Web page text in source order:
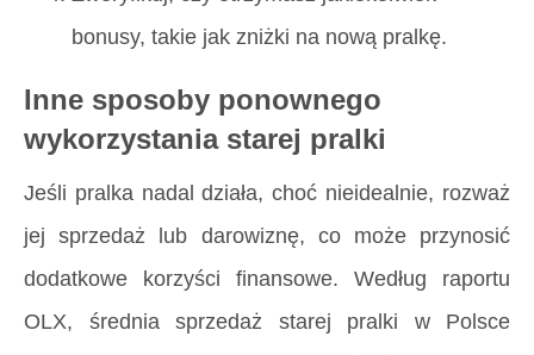
bonusy, takie jak zniżki na nową pralkę.
Inne sposoby ponownego
wykorzystania starej pralki
Jeśli pralka nadal działa, choć nieidealnie, rozważ
jej sprzedaż lub darowiznę, co może przynosić
dodatkowe korzyści finansowe. Według raportu
OLX, średnia sprzedaż starej pralki w Polsce